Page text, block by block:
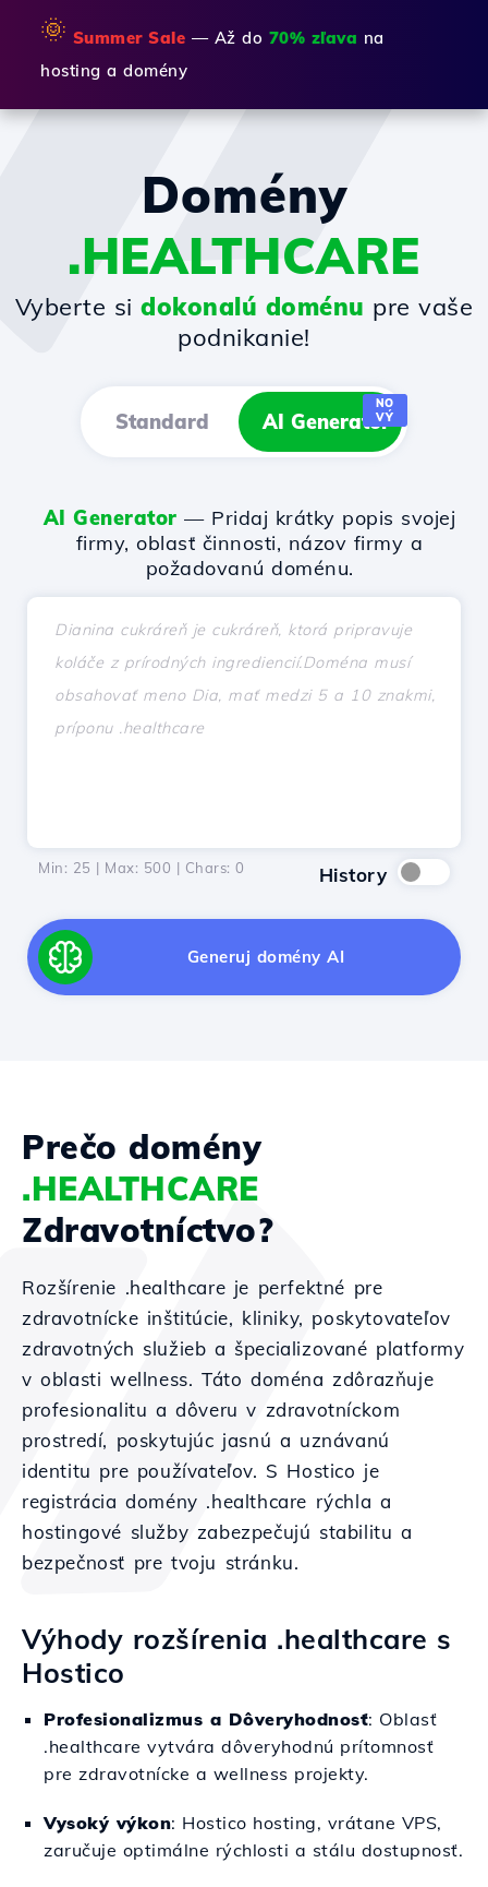
🌞 Summer Sale — Až do 70% zľava na
hosting a domény
Domény
.HEALTHCARE
Vyberte sidokonalú doménu pre vaše
podnikanie!
Standard AI Generator
NO
VÝ
AI Generator — Pridaj krátky popis svojej
firmy, oblasť činnosti, názov firmy a
požadovanú doménu.
Min: 25 | Max: 500 | Chars: 0 History
Generuj domény AI
Prečo domény
.HEALTHCARE
Zdravotníctvo?
Rozšírenie .healthcare je perfektné pre
zdravotnícke inštitúcie, kliniky, poskytovateľov
zdravotných služieb a špecializované platformy
v oblasti wellness. Táto doména zdôrazňuje
profesionalitu a dôveru v zdravotníckom
prostredí, poskytujúc jasnú a uznávanú
identitu pre používateľov. S Hostico je
registrácia domény .healthcare rýchla a
hostingové služby zabezpečujú stabilitu a
bezpečnosť pre tvoju stránku.
Výhody rozšírenia .healthcare s
Hostico
Profesionalizmus a Dôveryhodnosť: Oblasť
.healthcare vytvára dôveryhodnú prítomnosť
pre zdravotnícke a wellness projekty.
Vysoký výkon: Hostico hosting, vrátane VPS,
zaručuje optimálne rýchlosti a stálu dostupnosť.